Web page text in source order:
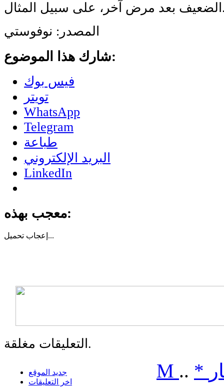
المثال.
المصدر: نوفوستي
شارك هذا الموضوع:
فيس بوك
تويتر
WhatsApp
Telegram
طباعة
البريد الإلكتروني
LinkedIn
معجب بهذه:
إعجاب تحميل...
التعليقات مغلقة.
جديد الموقع
اخر التعليقات
M .. *